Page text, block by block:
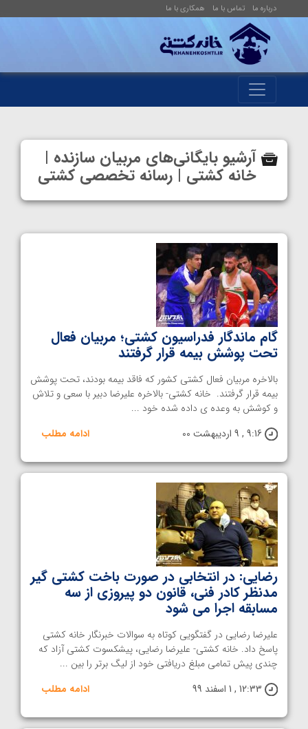
درباره ما تماس با ما همکاری با ما
آرشیو بایگانی‌های مربیان سازنده |
خانه کشتی | رسانه تخصصی کشتی
گام ماندگار فدراسیون کشتی؛ مربیان فعال
تحت پوشش بیمه قرار گرفتند
بالاخره مربیان فعال کشتی کشور که فاقد بیمه بودند، تحت پوشش
بیمه قرار گرفتند. خانه کشتی- بالاخره علیرضا دبیر با سعی و تلاش
و کوشش به وعده ی داده شده خود ...
9:16 , 9 اردیبهشت 00
ادامه مطلب
رضایی: در انتخابی در صورت باخت کشتی گیر
مدنظر کادر فنی، قانون دو پیروزی از سه
مسابقه اجرا می شود
علیرضا رضایی در گفتگویی کوتاه به سوالات خبرنگار خانه کشتی
پاسخ داد. خانه کشتی- علیرضا رضایی، پیشکسوت کشتی آزاد که
چندی پیش تمامی مبلغ دریافتی خود از لیگ برتر را بین ...
12:33 , 1 اسفند 99
ادامه مطلب